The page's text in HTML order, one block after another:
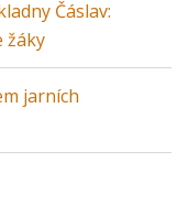
Čáslav:
žáky
jarních